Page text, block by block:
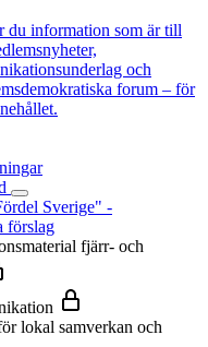
du information som är till
och
forum – för
Sverige" -
förslag
fjärr- och
lokal samverkan och